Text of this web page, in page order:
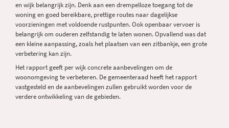
en wijk belangrijk zijn. Denk aan een drempelloze toegang tot de
woning en goed bereikbare, prettige routes naar dagelijkse
voorzieningen met voldoende rustpunten. Ook openbaar vervoer is
belangrijk om ouderen zelfstandig te laten wonen. Opvallend was dat
een kleine aanpassing, zoals het plaatsen van een zitbankje, een grote
verbetering kan zijn.
Het rapport geeft per wijk concrete aanbevelingen om de
woonomgeving te verbeteren. De gemeenteraad heeft het rapport
vastgesteld en de aanbevelingen zullen gebruikt worden voor de
verdere ontwikkeling van de gebieden.